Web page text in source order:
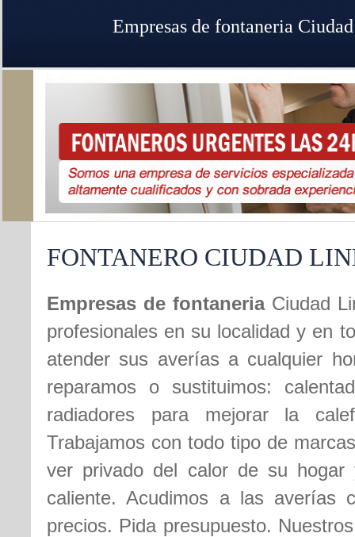
FONTANERO CIUDAD
Empresas de fontaneria Ciudad
profesionales en su localidad y en
atender sus averías a cualquier
reparamos o sustituimos:
radiadores para mejorar la
Trabajamos con todo tipo de
ver privado del calor de su hogar
caliente. Acudimos a las averías
precios. Pida presupuesto.
Empresas de fontaneria